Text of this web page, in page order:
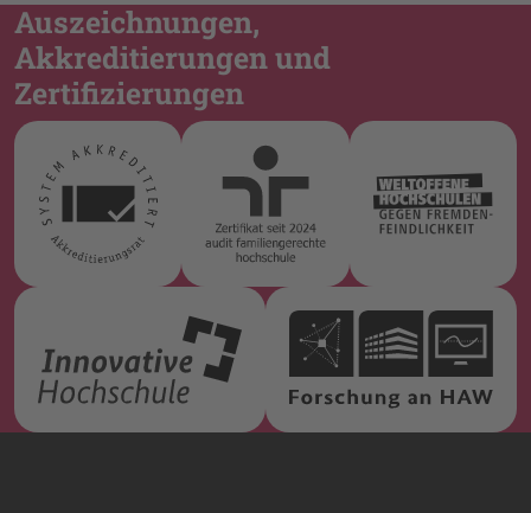
Auszeichnungen,
Akkreditierungen und
Zertifizierungen